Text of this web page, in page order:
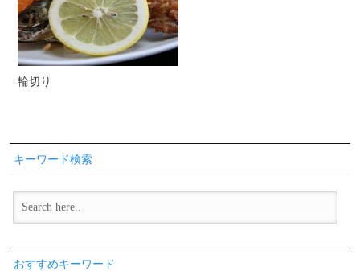
輪切り
キーワード検索
おすすめキーワード